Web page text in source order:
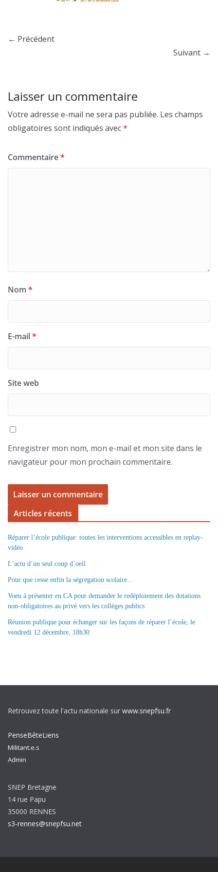
← Précédent
Suivant →
Laisser un commentaire
Votre adresse e-mail ne sera pas publiée. Les champs
obligatoires sont indiqués avec*
Commentaire*
Nom *
E-mail*
Site web
Enregistrer mon nom, mon e-mail et mon site dans le
navigateur pour mon prochain commentaire.
Articles récents
Réparer l’école publique: toutes les interventions accessibles en replay-
vidéo
L’actu d’un seul coup d’oeil
Pour que cesse enfin la ségregation scolaire…
Voeu à présenter en CA pour demander le redéploiement des dotations
non-obligatoires au privé vers les collèges publics
Réunion publique pour échanger sur les façons de réparer l’école, le
vendredi 12 décembre, 18h30
Retrouvez toute l'actu nationale sur www.snepfsu.fr
PenseBêteLiens
Militant.e.s
Admin
SNEP Bretagne
14 rue Papu
35000 RENNES
s3-rennes@snepfsu.net